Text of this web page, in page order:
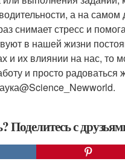
а на
снимает стресс и
в нашей жизни
и их влиянии на нас, то
и просто
Поделитесь с